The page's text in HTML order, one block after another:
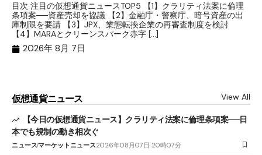
目次 注目の仮想通貨ニュースTOP5 【1】クラリティ法案に倫理
条項案──資産売却を協議 【2】金融庁・警察庁、暗号資産の出
庫制限を要請 【3】JPX、業態転換企業の再審査制度を検討
【4】MARAとクリーンスパーク赤字 […]
2026年 8月 7日
仮想通貨ニュース View All
【今日の仮想通貨ニュース】クラリティ法案に倫理条項案──日
本でも規制の動き相次ぐ
ニュースマーケットニュース2026年08月07日 20時07分